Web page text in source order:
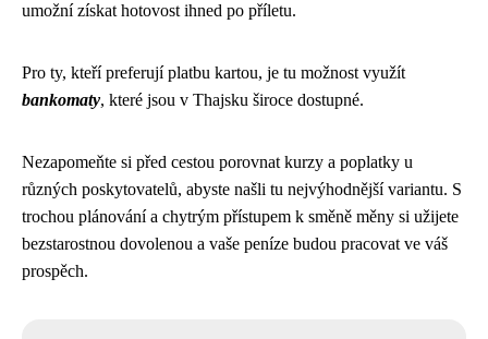
umožní získat hotovost ihned po příletu.
Pro ty, kteří preferují platbu kartou, je tu možnost využít
bankomaty, které jsou v Thajsku široce dostupné.
Nezapomeňte si před cestou porovnat kurzy a poplatky u
různých poskytovatelů, abyste našli tu nejvýhodnější variantu. S
trochou plánování a chytrým přístupem k směně měny si užijete
bezstarostnou dovolenou a vaše peníze budou pracovat ve váš
prospěch.